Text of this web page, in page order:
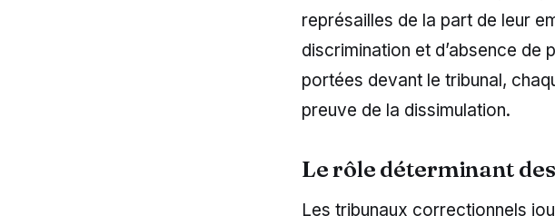
représailles de la part de leur
discrimination et d’absence
portées devant le tribunal,
preuve de la dissimulation.
Le rôle déterminant
Les tribunaux correctionnels